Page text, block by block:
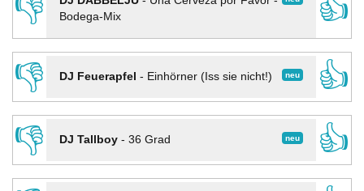
👎
Bodega-Mix
👍
👎
neu
DJ Feuerapfel - Einhörner (Iss sie nicht!)
👍
👎
neu
DJ Tallboy- 36 Grad
👍